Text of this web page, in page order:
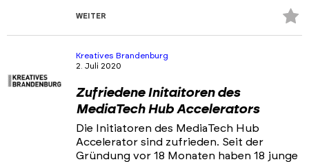
WEITER
Kreatives Brandenburg
2. Juli 2020
Zufriedene Initaitoren des
MediaTech Hub Accelerators
Die Initiatoren des MediaTech Hub
Accelerator sind zufrieden. Seit der
Gründung vor 18 Monaten haben 18 junge